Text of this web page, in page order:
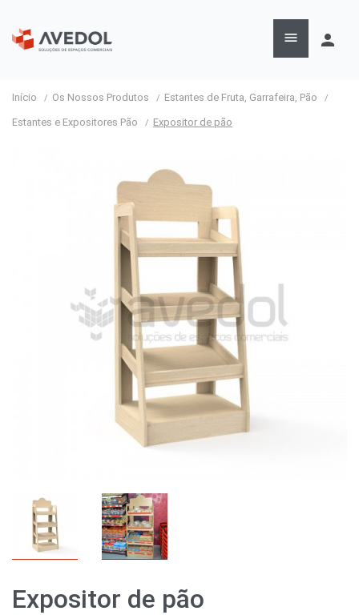
 person
Início Os Nossos Produtos Estantes de Fruta, Garrafeira, Pão
Estantes e Expositores Pão Expositor de pão
Expositor de pão